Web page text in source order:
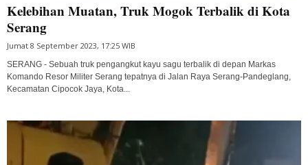
Kelebihan Muatan, Truk Mogok Terbalik di Kota
Serang
Jumat 8 September 2023, 17:25 WIB
SERANG - Sebuah truk pengangkut kayu sagu terbalik di depan Markas
Komando Resor Militer Serang tepatnya di Jalan Raya Serang-Pandeglang,
Kecamatan Cipocok Jaya, Kota...